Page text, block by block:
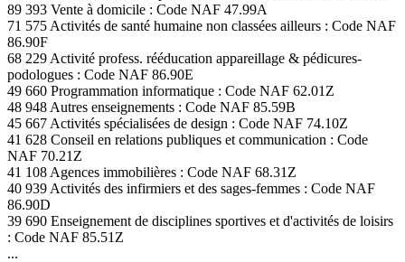
89 393 Vente à domicile : Code NAF 47.99A
71 575 Activités de santé humaine non classées ailleurs : Code NAF
86.90F
68 229 Activité profess. rééducation appareillage & pédicures-
podologues : Code NAF 86.90E
49 660 Programmation informatique : Code NAF 62.01Z
48 948 Autres enseignements : Code NAF 85.59B
45 667 Activités spécialisées de design : Code NAF 74.10Z
41 628 Conseil en relations publiques et communication : Code
NAF 70.21Z
41 108 Agences immobilières : Code NAF 68.31Z
40 939 Activités des infirmiers et des sages-femmes : Code NAF
86.90D
39 690 Enseignement de disciplines sportives et d'activités de loisirs
: Code NAF 85.51Z
...